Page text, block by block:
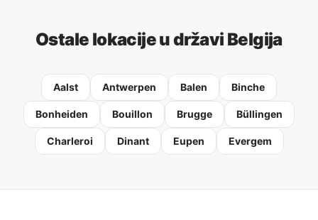
Ostale lokacije u državi Belgija
Aalst Antwerpen Balen Binche
Bonheiden Bouillon Brugge Büllingen
Charleroi Dinant Eupen Evergem